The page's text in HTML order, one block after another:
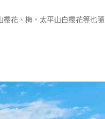
花、梅、太平山白櫻花等也隨